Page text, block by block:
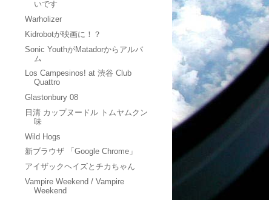
いです
Warholizer
Kidrobotが映画に！？
Sonic YouthがMatadorからアルバ
ム
Los Campesinos! at 渋谷 Club
Quattro
Glastonbury 08
日清 カップヌードル トムヤムクン
味
Wild Hogs
新ブラウザ 「Google Chrome」
アイザックヘイズとチカちゃん
Vampire Weekend / Vampire
Weekend